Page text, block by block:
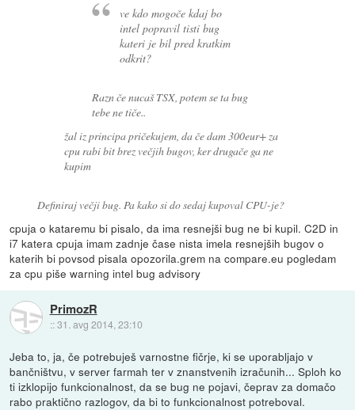
ve kdo mogoče kdaj bo
intel popravil tisti bug
kateri je bil pred kratkim
odkrit?
Razn če nucaš TSX, potem se ta bug
tebe ne tiče..
žal iz principa pričekujem, da če dam 300eur+ za
cpu rabi bit brez večjih bugov, ker drugače ga ne
kupim
Definiraj večji bug. Pa kako si do sedaj kupoval CPU-je?
cpuja o kataremu bi pisalo, da ima resnejši bug ne bi kupil. C2D in
i7 katera cpuja imam zadnje čase nista imela resnejših bugov o
katerih bi povsod pisala opozorila.grem na compare.eu pogledam
za cpu piše warning intel bug advisory
PrimozR
::31. avg 2014, 23:10
Jeba to, ja, če potrebuješ varnostne fičrje, ki se uporabljajo v
bančništvu, v server farmah ter v znanstvenih izračunih... Sploh ko
ti izklopijo funkcionalnost, da se bug ne pojavi, čeprav za domačo
rabo praktično razlogov, da bi to funkcionalnost potreboval.